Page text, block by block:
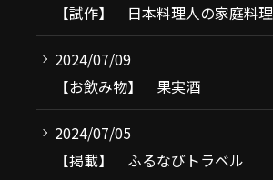
【試作】 日本料理人の家庭料理
2024/07/09
【お飲み物】 果実酒
2024/07/05
【掲載】 ふるなびトラベル